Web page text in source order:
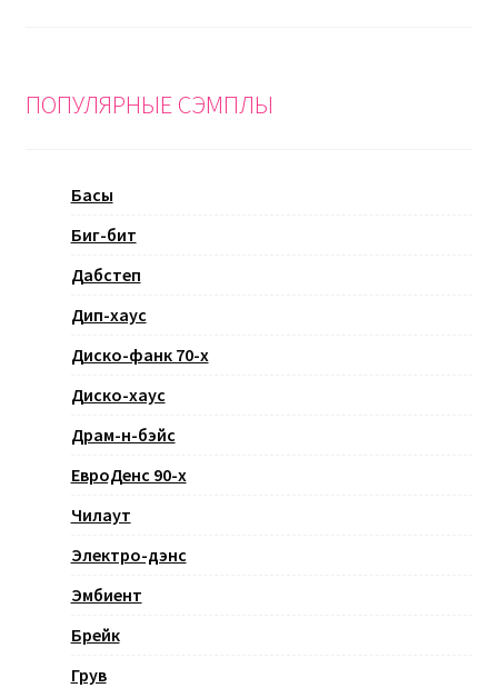
ПОПУЛЯРНЫЕ СЭМПЛЫ
Басы
Биг-бит
Дабстеп
Дип-хаус
Диско-фанк 70-х
Диско-хаус
Драм-н-бэйс
ЕвроДенс 90-х
Чилаут
Электро-дэнс
Эмбиент
Брейк
Грув